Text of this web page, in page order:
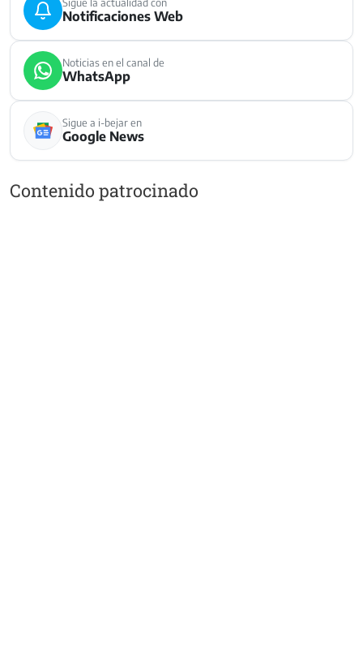
Notificaciones Web
Noticias en el canal de
WhatsApp
Sigue a i-bejar en
Google News
Contenido patrocinado